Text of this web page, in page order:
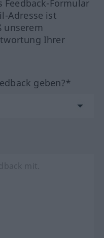
Feedback-Formular
Adresse ist
unserem
Ihrer
geben?*